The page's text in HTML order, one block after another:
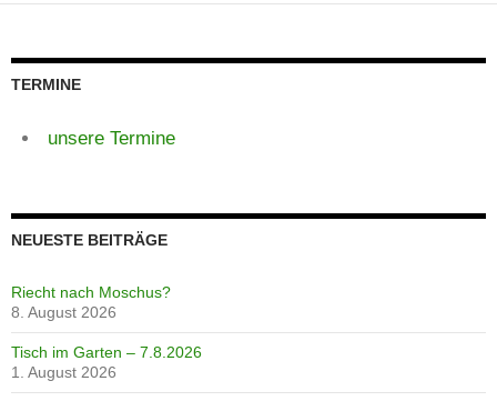
TERMINE
unsere Termine
NEUESTE BEITRÄGE
Riecht nach Moschus?
8. August 2026
Tisch im Garten – 7.8.2026
1. August 2026